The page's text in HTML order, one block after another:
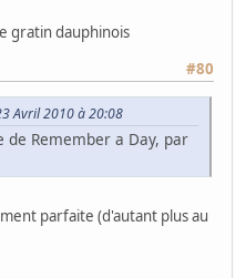
gratin dauphinois
#80
Avril 2010 à 20:08
Remember a Day, par
parfaite (d'autant plus au